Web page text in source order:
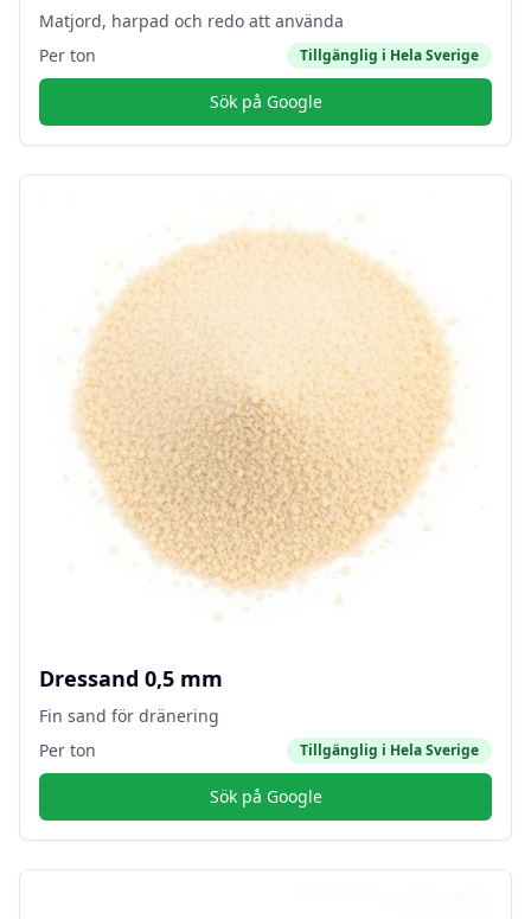
Matjord, harpad och redo att använda
Per ton
Tillgänglig i Hela Sverige
Sök på Google
Dressand 0,5 mm
Fin sand för dränering
Per ton
Tillgänglig i Hela Sverige
Sök på Google